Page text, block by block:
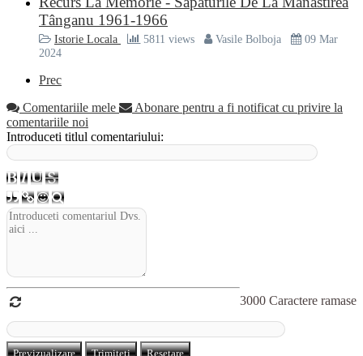
Tânganu 1961-1966
Istorie Locala 5811 views Vasile Bolboja
09 Mar
2024
Prec
Comentariile mele
Abonare pentru a fi notificat cu privire la
comentariile noi
Introduceti titlul comentariului:
3000 Caractere ramase
Previzualizare Trimiteti Resetare